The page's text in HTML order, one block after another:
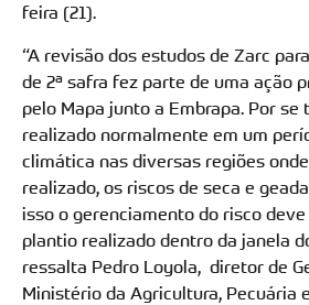
feira (21).
“A revisão dos estudos de Zarc
de 2ª safra fez parte de uma ação
pelo Mapa junto a Embrapa. Por
realizado normalmente em um
climática nas diversas regiões
realizado, os riscos de seca e
isso o gerenciamento do risco
plantio realizado dentro da janela
ressalta Pedro Loyola, diretor de
Ministério da Agricultura, Pecuária